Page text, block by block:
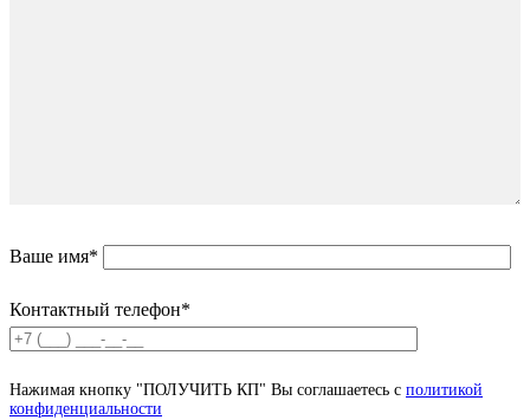
Ваше имя*
Контактный телефон*
Нажимая кнопку "ПОЛУЧИТЬ КП" Вы соглашаетесь с политикой
конфиденциальности